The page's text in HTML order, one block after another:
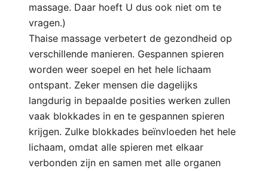
massage. Daar hoeft U dus ook niet om te
vragen.)
Thaise massage verbetert de gezondheid op
verschillende manieren. Gespannen spieren
worden weer soepel en het hele lichaam
ontspant. Zeker mensen die dagelijks
langdurig in bepaalde posities werken zullen
vaak blokkades in en te gespannen spieren
krijgen. Zulke blokkades beïnvloeden het hele
lichaam, omdat alle spieren met elkaar
verbonden zijn en samen met alle organen